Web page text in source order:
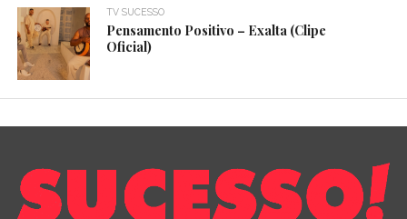
TV SUCESSO
Pensamento Positivo – Exalta (Clipe
Oficial)